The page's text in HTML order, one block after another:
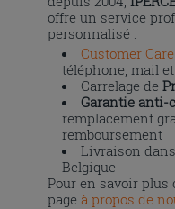
offre un service
personnalisé :
Customer Care
téléphone, mail
Carrelage de
Garantie anti-
remplacement
remboursement
Livraison
Belgique
Pour en savoir plus
page à propos de